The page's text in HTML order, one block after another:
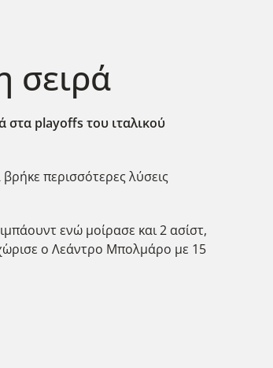
σειρά
στα playoffs του ιταλικού
περισσότερες λύσεις
ενώ μοίρασε και 2 ασίστ,
ο Λεάντρο Μπολμάρο με 15